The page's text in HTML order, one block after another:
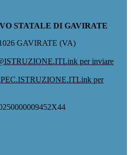
STATALE DI GAVIRATE
GAVIRATE (VA)
Link per inviare
Link per